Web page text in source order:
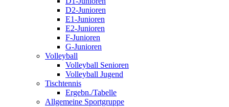
D2-Junioren
E1-Junioren
E2-Junioren
F-Junioren
G-Junioren
Volleyball
Volleyball Senioren
Volleyball Jugend
Tischtennis
Ergebn./Tabelle
Allgemeine Sportgruppe